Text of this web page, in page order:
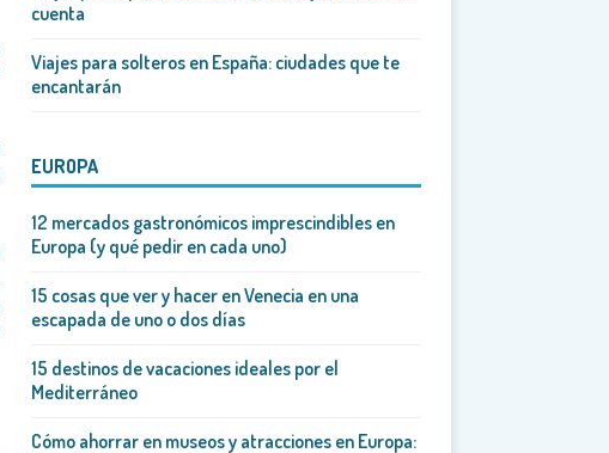
cuenta
Viajes para solteros en España: ciudades que te
encantarán
EUROPA
12 mercados gastronómicos imprescindibles en
Europa (y qué pedir en cada uno)
15 cosas que ver y hacer en Venecia en una
escapada de uno o dos días
15 destinos de vacaciones ideales por el
Mediterráneo
Cómo ahorrar en museos y atracciones en Europa: